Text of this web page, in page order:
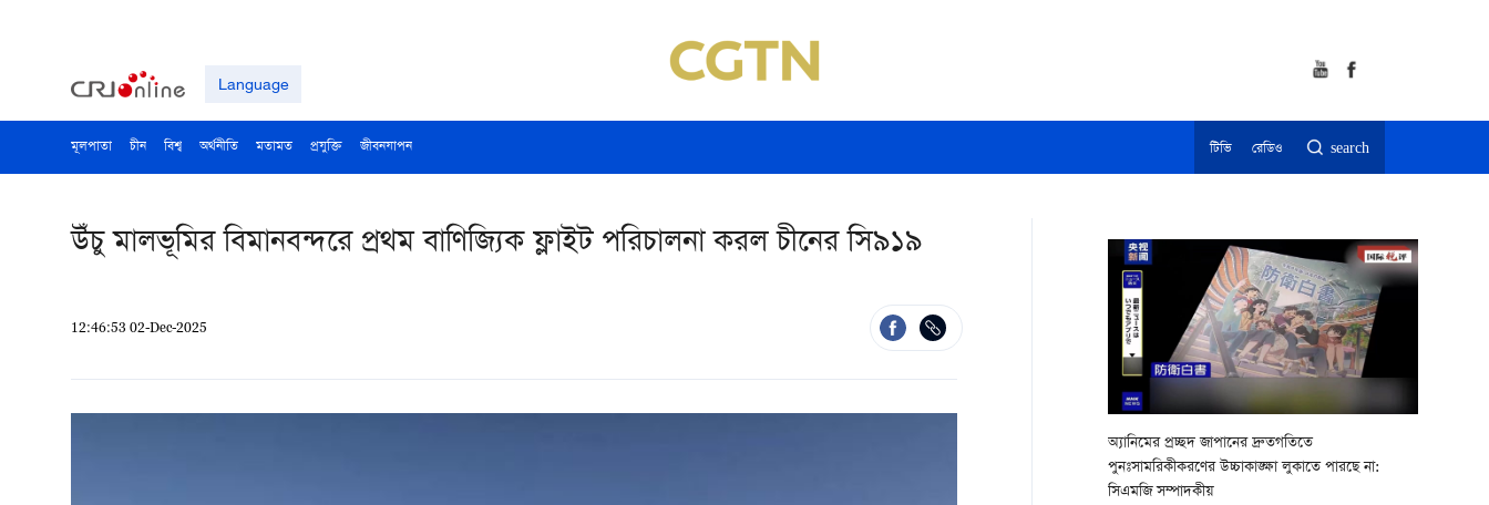
Language
মূলপাতা চীন বিশ্ব অর্থনীতি মতামত প্রযুক্তি জীবনযাপন টিভি রেডিও search
উঁচু মালভূমির বিমানবন্দরে প্রথম বাণিজ্যিক ফ্লাইট পরিচালনা করল চীনের সি৯১৯
12:46:53 02-Dec-2025
অ্যানিমের প্রচ্ছদ জাপানের দ্রুতগতিতে
পুনঃসামরিকীকরণের উচ্চাকাঙ্ক্ষা লুকাতে পারছে না:
সিএমজি সম্পাদকীয়